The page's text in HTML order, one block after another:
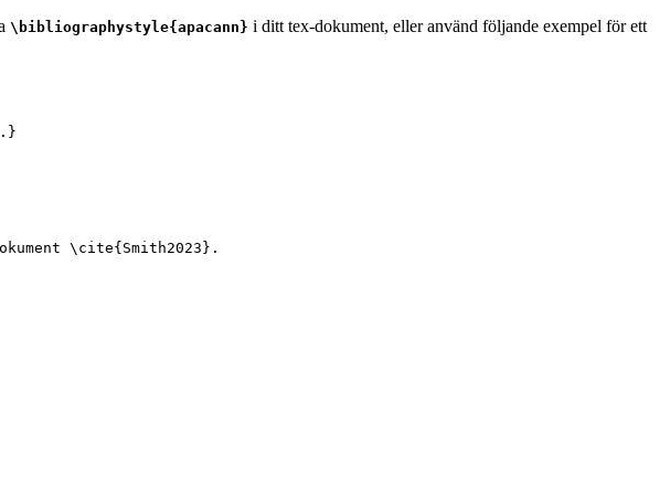
\bibliographystyle{apacann} i ditt tex-dokument, eller använd följande exempel för ett
\cite{ Smith2023 }.